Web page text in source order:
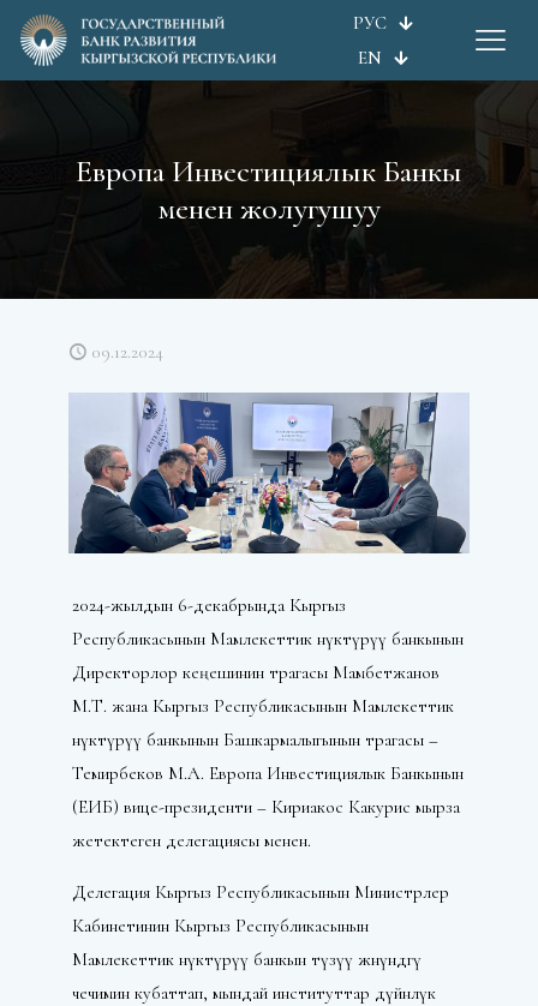
РУС
EN
Европа Инвестициялык Банкы
менен жолугушуу
09.12.2024
2024-жылдын 6-декабрында Кыргыз
Республикасынын Мамлекеттик өнүктүрүү банкынын
Директорлор кеңешинин төрагасы Мамбетжанов
М.Т. жана Кыргыз Республикасынын Мамлекеттик
өнүктүрүү банкынын Башкармалыгынын төрагасы –
Темирбеков М.А. Европа Инвестициялык Банкынын
(ЕИБ) вице-президенти – Кириакос Какурис мырза
жетектеген делегациясы менен.
Делегация Кыргыз Республикасынын Министрлер
Кабинетинин Кыргыз Республикасынын
Мамлекеттик өнүктүрүү банкын түзүү жөнүндөгү
чечимин кубаттап, мындай институттар дүйнөлүк